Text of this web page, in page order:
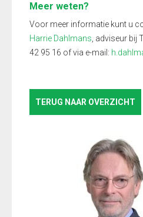
Meer weten?
Voor meer informatie kunt u
Harrie Dahlmans , adviseur bij
42 95 16 of via e-mail:
TERUG NAAR OVERZICHT